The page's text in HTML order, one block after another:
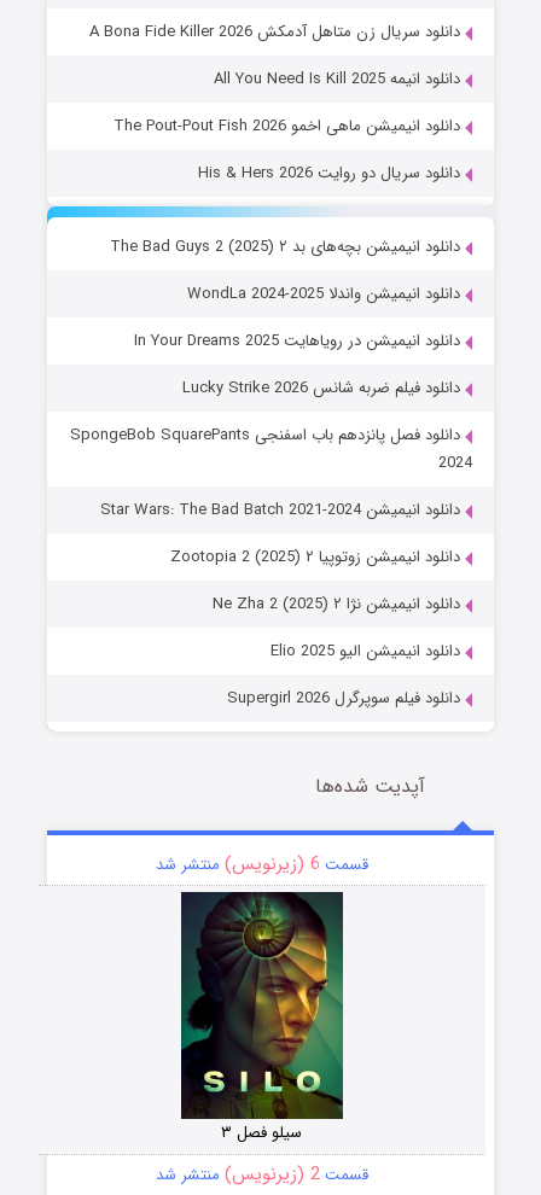
دانلود سریال زن متاهل آدمکش A Bona Fide Killer 2026
دانلود انیمه All You Need Is Kill 2025
دانلود انیمیشن ماهی اخمو The Pout-Pout Fish 2026
دانلود سریال دو روایت His & Hers 2026
دانلود انیمیشن بچه‌های بد ۲ The Bad Guys 2 (2025)
دانلود انیمیشن واندلا WondLa 2024-2025
دانلود انیمیشن در رویاهایت In Your Dreams 2025
دانلود فیلم ضربه شانس Lucky Strike 2026
دانلود فصل پانزدهم باب اسفنجی SpongeBob SquarePants
2024
دانلود انیمیشن Star Wars: The Bad Batch 2021-2024
دانلود انیمیشن زوتوپیا ۲ Zootopia 2 (2025)
دانلود انیمیشن نژا ۲ Ne Zha 2 (2025)
دانلود انیمیشن الیو Elio 2025
دانلود فیلم سوپرگرل Supergirl 2026
آپدیت شده‌ها
قسمت 6 (زیرنویس) منتشر شد
سیلو فصل ۳
قسمت2 (زیرنویس) منتشر شد